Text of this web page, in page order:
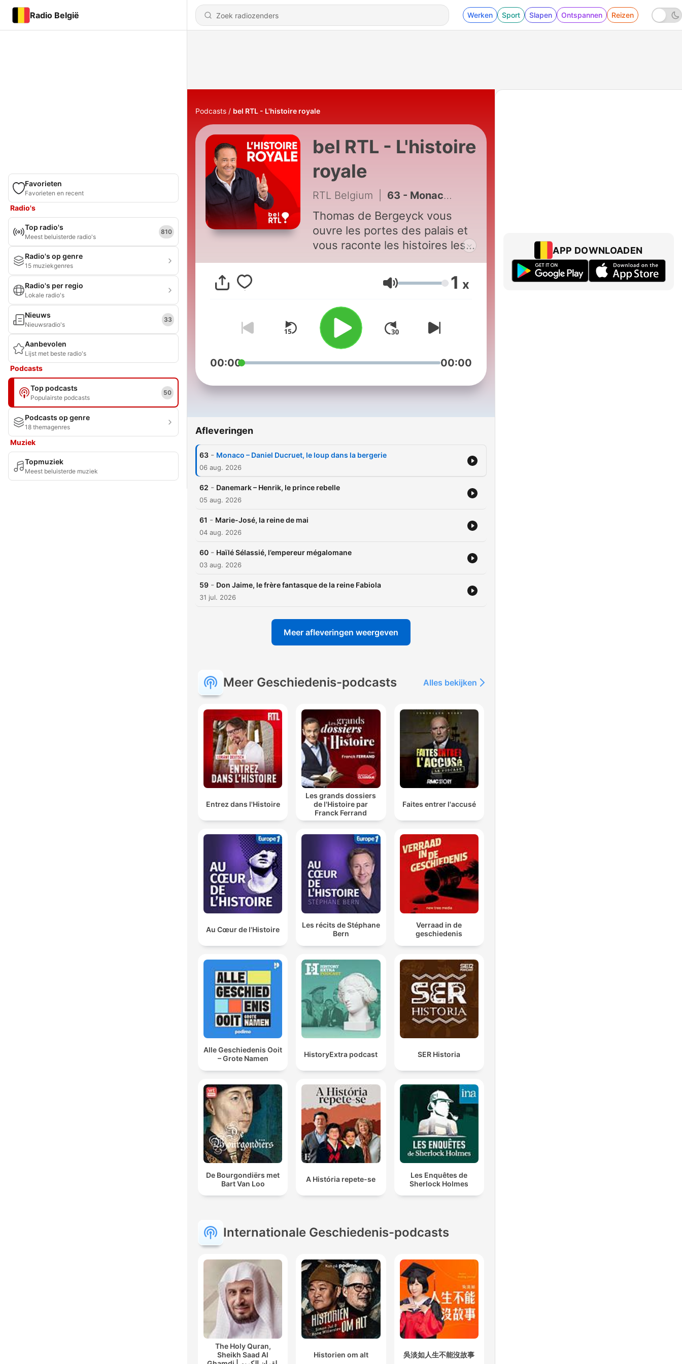
Radio België Werken Sport Slapen Ontspannen Reizen
Favorieten
Favorieten en recent
Radio's
Top radio's
Meest beluisterde radio's
810
Radio's op genre
15 muziekgenres
Radio's per regio
Lokale radio's
Nieuws
Nieuwsradio's
33
Aanbevolen
Lijst met beste radio's
Podcasts
Top podcasts
Populairste podcasts
50
Podcasts op genre
18 themagenres
Muziek
Topmuziek
Meest beluisterde muziek
Podcasts bel RTL - L'histoire royale
bel RTL - L'histoire
royale
RTL Belgium 63 - Monaco – Daniel Ducruet, le loup dans la bergerie
Thomas de Bergeyck vous
ouvre les portes des palais et
vous raconte les histoires les
plus incroyables et les plus
cocasses des familles royales
et des grands de ce monde.
Volume 1 x
00:00 00:00
Afleveringen
63 - Monaco – Daniel Ducruet, le loup dans la bergerie
06 aug. 2026
62 - Danemark – Henrik, le prince rebelle
05 aug. 2026
61 - Marie-José, la reine de mai
04 aug. 2026
60 - Haïlé Sélassié, l’empereur mégalomane
03 aug. 2026
59 - Don Jaime, le frère fantasque de la reine Fabiola
31 jul. 2026
Meer afleveringen weergeven
Meer Geschiedenis-podcasts Alles bekijken
Entrez dans l'Histoire
Les grands dossiers
de l'Histoire par
Franck Ferrand
Faites entrer l'accusé
Au Cœur de l'Histoire
Les récits de Stéphane
Bern
Verraad in de
geschiedenis
Alle Geschiedenis Ooit
– Grote Namen
HistoryExtra podcast SER Historia
De Bourgondiërs met
Bart Van Loo
A História repete-se
Les Enquêtes de
Sherlock Holmes
Internationale Geschiedenis-podcasts
The Holy Quran,
Sheikh Saad Al
Historien om alt 吳淡如人生不能沒故事
APP DOWNLOADEN